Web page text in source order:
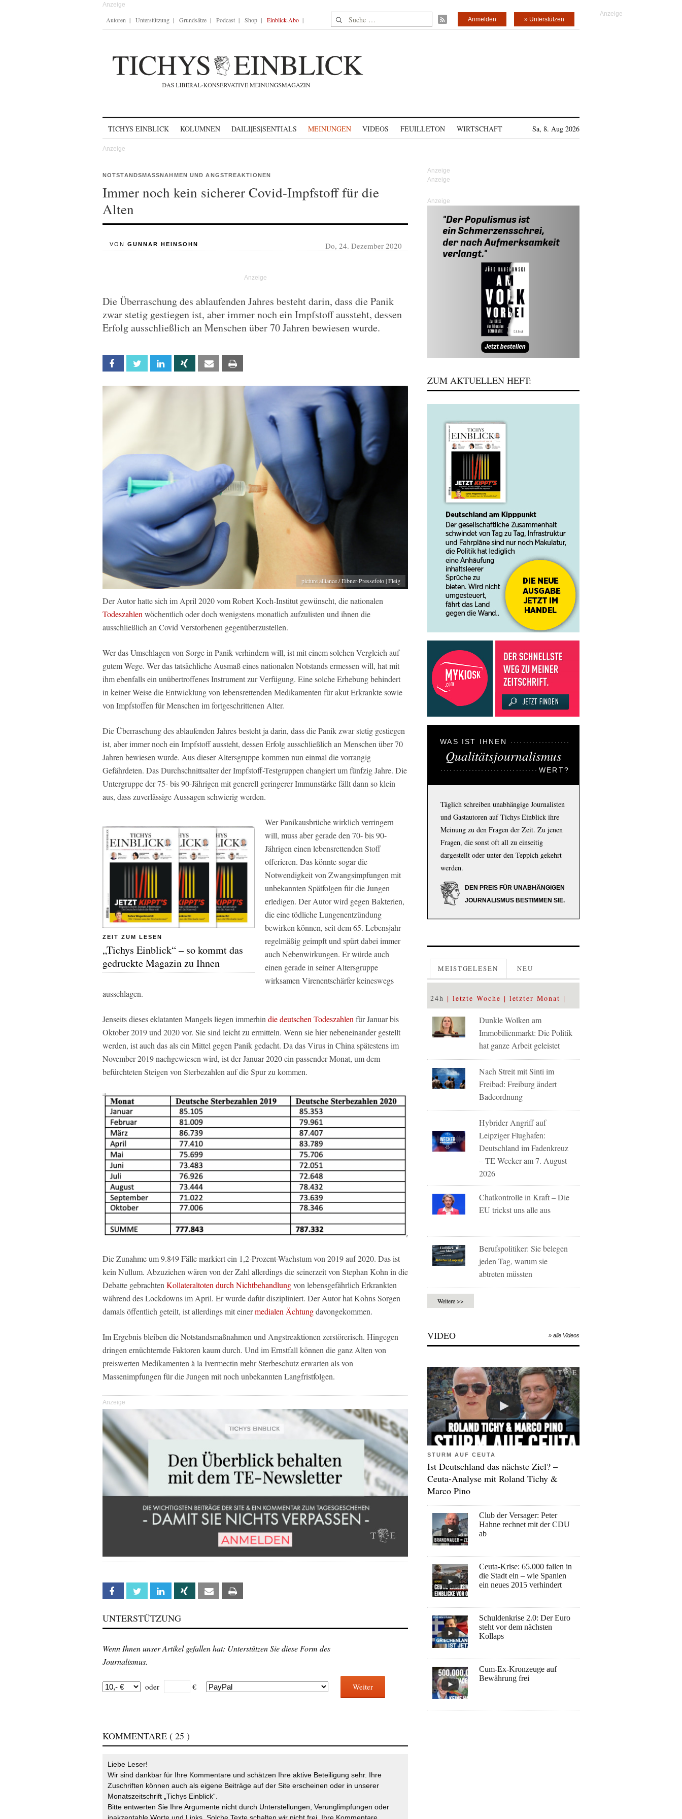
Autoren Unterstützung Grundsätze Podcast Shop Einblick-Abo Suche nach: » Unterstützen
Anmelden
TICHYS EINBLICK KOLUMNEN DAILI|ES|SENTIALS MEINUNGEN VIDEOS FEUILLETON WIRTSCHAFT Sa, 8. Aug 2026
NOTSTANDSMASSNAHMEN UND ANGSTREAKTIONEN
Immer noch kein sicherer Covid-Impfstoff für die
Alten
VON GUNNAR HEINSOHN Do, 24. Dezember 2020
Die Überraschung des ablaufenden Jahres besteht darin, dass die Panik
zwar stetig gestiegen ist, aber immer noch ein Impfstoff aussteht, dessen
Erfolg ausschließlich an Menschen über 70 Jahren bewiesen wurde.
Facebook Twitter Linkedin Xing Email
picture alliance / Eibner-Pressefoto | Fleig
Der Autor hatte sich im April 2020 vom Robert Koch-Institut gewünscht, die nationalen
Todeszahlen wöchentlich oder doch wenigstens monatlich aufzulisten und ihnen die
ausschließlich an Covid Verstorbenen gegenüberzustellen.
Wer das Umschlagen von Sorge in Panik verhindern will, ist mit einem solchen Vergleich auf
gutem Wege. Wer das tatsächliche Ausmaß eines nationalen Notstands ermessen will, hat mit
ihm ebenfalls ein unübertroffenes Instrument zur Verfügung. Eine solche Erhebung behindert
in keiner Weise die Entwicklung von lebensrettenden Medikamenten für akut Erkrankte sowie
von Impfstoffen für Menschen im fortgeschrittenen Alter.
Die Überraschung des ablaufenden Jahres besteht ja darin, dass die Panik zwar stetig gestiegen
ist, aber immer noch ein Impfstoff aussteht, dessen Erfolg ausschließlich an Menschen über 70
Jahren bewiesen wurde. Aus dieser Altersgruppe kommen nun einmal die vorrangig
Gefährdeten. Das Durchschnittsalter der Impfstoff-Testgruppen changiert um fünfzig Jahre. Die
Untergruppe der 75- bis 90-Jährigen mit generell geringerer Immunstärke fällt dann so klein
aus, dass zuverlässige Aussagen schwierig werden.
ZEIT ZUM LESEN
„Tichys Einblick“ – so kommt das
gedruckte Magazin zu Ihnen
Wer Panikausbrüche wirklich verringern
will, muss aber gerade den 70- bis 90-
Jährigen einen lebensrettenden Stoff
offerieren. Das könnte sogar die
Notwendigkeit von Zwangsimpfungen mit
unbekannten Spätfolgen für die Jungen
erledigen. Der Autor wird gegen Bakterien,
die eine tödliche Lungenentzündung
bewirken können, seit dem 65. Lebensjahr
regelmäßig geimpft und spürt dabei immer
auch Nebenwirkungen. Er würde auch
einen gerade in seiner Altersgruppe
wirksamen Virenentschärfer keineswegs
ausschlagen.
Jenseits dieses eklatanten Mangels liegen immerhin die deutschen Todeszahlen für Januar bis
Oktober 2019 und 2020 vor. Sie sind leicht zu ermitteln. Wenn sie hier nebeneinander gestellt
werden, ist auch das als ein Mittel gegen Panik gedacht. Da das Virus in China spätestens im
November 2019 nachgewiesen wird, ist der Januar 2020 ein passender Monat, um dem
befürchteten Steigen von Sterbezahlen auf die Spur zu kommen.
Die Zunahme um 9.849 Fälle markiert ein 1,2-Prozent-Wachstum von 2019 auf 2020. Das ist
kein Nullum. Abzuziehen wären von der Zahl allerdings die seinerzeit von Stephan Kohn in die
Debatte gebrachten Kollateraltoten durch Nichtbehandlungvon lebensgefährlich Erkrankten
während des Lockdowns im April. Er wurde dafür diszipliniert. Der Autor hat Kohns Sorgen
damals öffentlich geteilt, ist allerdings mit einermedialen Ächtungdavongekommen.
Im Ergebnis bleiben die Notstandsmaßnahmen und Angstreaktionen zerstörerisch. Hingegen
dringen ernüchternde Faktoren kaum durch. Und im Ernstfall können die ganz Alten von
preiswerten Medikamenten à la Ivermectin mehr Sterbeschutz erwarten als von
Massenimpfungen für die Jungen mit noch unbekannten Langfristfolgen.
Anzeige
Facebook Twitter Linkedin Xing Email
UNTERSTÜTZUNG
Wenn Ihnen unser Artikel gefallen hat: Unterstützen Sie diese Form des
Journalismus.
oder € Weiter
KOMMENTARE ( 25 )
Liebe Leser!
Wir sind dankbar für Ihre Kommentare und schätzen Ihre aktive Beteiligung sehr. Ihre
Zuschriften können auch als eigene Beiträge auf der Site erscheinen oder in unserer
Monatszeitschrift „Tichys Einblick“.
Bitte entwerten Sie Ihre Argumente nicht durch Unterstellungen, Verunglimpfungen oder
inakzeptable Worte und Links. Solche Texte schalten wir nicht frei. Ihre Kommentare
Anzeige
ZUM AKTUELLEN HEFT:
WAS IST IHNEN
Qualitätsjournalismus
WERT?
Täglich schreiben unabhängige Journalisten
und Gastautoren auf Tichys Einblick ihre
Meinung zu den Fragen der Zeit. Zu jenen
Fragen, die sonst oft all zu einseitig
dargestellt oder unter den Teppich gekehrt
werden.
DEN PREIS FÜR UNABHÄNGIGEN
JOURNALISMUS BESTIMMEN SIE.
MEISTGELESEN NEU
24h letzte Woche letzter Monat
Dunkle Wolken am
Immobilienmarkt: Die Politik
hat ganze Arbeit geleistet
Nach Streit mit Sinti im
Freibad: Freiburg ändert
Badeordnung
Hybrider Angriff auf
Leipziger Flughafen:
Deutschland im Fadenkreuz
– TE-Wecker am 7. August
2026
Chatkontrolle in Kraft – Die
EU trickst uns alle aus
Berufspolitiker: Sie belegen
jeden Tag, warum sie
abtreten müssten
Weitere >>
VIDEO » alle Videos
STURM AUF CEUTA
Ist Deutschland das nächste Ziel? –
Ceuta-Analyse mit Roland Tichy &
Marco Pino
Club der Versager: Peter
Hahne rechnet mit der CDU
ab
Ceuta-Krise: 65.000 fallen in
die Stadt ein – wie Spanien
ein neues 2015 verhindert
Schuldenkrise 2.0: Der Euro
steht vor dem nächsten
Kollaps
Cum-Ex-Kronzeuge auf
Bewährung frei